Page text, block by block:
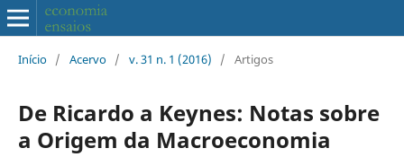
Início / Acervo / v. 31 n. 1 (2016) / Artigos
De Ricardo a Keynes: Notas sobre
a Origem da Macroeconomia